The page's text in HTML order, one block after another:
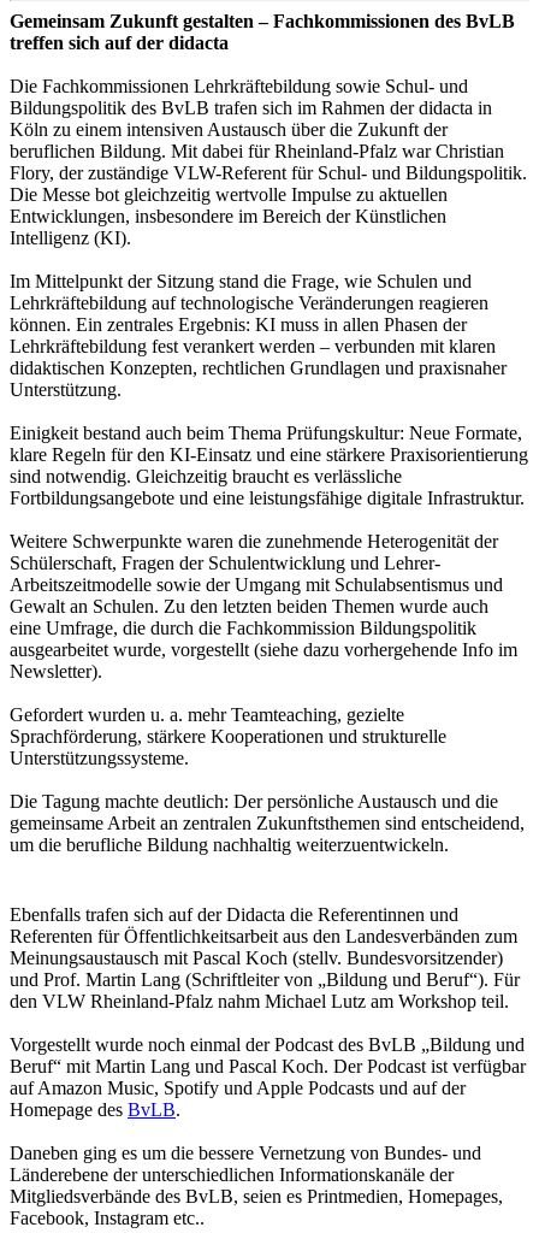
Gemeinsam Zukunft gestalten – Fachkommissionen des BvLB
treffen sich auf der didacta
Die Fachkommissionen Lehrkräftebildung sowie Schul- und
Bildungspolitik des BvLB trafen sich im Rahmen der didacta in
Köln zu einem intensiven Austausch über die Zukunft der
beruflichen Bildung. Mit dabei für Rheinland-Pfalz war Christian
Flory, der zuständige VLW-Referent für Schul- und Bildungspolitik.
Die Messe bot gleichzeitig wertvolle Impulse zu aktuellen
Entwicklungen, insbesondere im Bereich der Künstlichen
Intelligenz (KI).
Im Mittelpunkt der Sitzung stand die Frage, wie Schulen und
Lehrkräftebildung auf technologische Veränderungen reagieren
können. Ein zentrales Ergebnis: KI muss in allen Phasen der
Lehrkräftebildung fest verankert werden – verbunden mit klaren
didaktischen Konzepten, rechtlichen Grundlagen und praxisnaher
Unterstützung.
Einigkeit bestand auch beim Thema Prüfungskultur: Neue Formate,
klare Regeln für den KI-Einsatz und eine stärkere Praxisorientierung
sind notwendig. Gleichzeitig braucht es verlässliche
Fortbildungsangebote und eine leistungsfähige digitale Infrastruktur.
Weitere Schwerpunkte waren die zunehmende Heterogenität der
Schülerschaft, Fragen der Schulentwicklung und Lehrer-
Arbeitszeitmodelle sowie der Umgang mit Schulabsentismus und
Gewalt an Schulen. Zu den letzten beiden Themen wurde auch
eine Umfrage, die durch die Fachkommission Bildungspolitik
ausgearbeitet wurde, vorgestellt (siehe dazu vorhergehende Info im
Newsletter).
Gefordert wurden u. a. mehr Teamteaching, gezielte
Sprachförderung, stärkere Kooperationen und strukturelle
Unterstützungssysteme.
Die Tagung machte deutlich: Der persönliche Austausch und die
gemeinsame Arbeit an zentralen Zukunftsthemen sind entscheidend,
um die berufliche Bildung nachhaltig weiterzuentwickeln.
Ebenfalls trafen sich auf der Didacta die Referentinnen und
Referenten für Öffentlichkeitsarbeit aus den Landesverbänden zum
Meinungsaustausch mit Pascal Koch (stellv. Bundesvorsitzender)
und Prof. Martin Lang (Schriftleiter von „Bildung und Beruf“). Für
den VLW Rheinland-Pfalz nahm Michael Lutz am Workshop teil.
Vorgestellt wurde noch einmal der Podcast des BvLB „Bildung und
Beruf“ mit Martin Lang und Pascal Koch. Der Podcast ist verfügbar
auf Amazon Music, Spotify und Apple Podcasts und auf der
Homepage des BvLB.
Daneben ging es um die bessere Vernetzung von Bundes- und
Länderebene der unterschiedlichen Informationskanäle der
Mitgliedsverbände des BvLB, seien es Printmedien, Homepages,
Facebook, Instagram etc..